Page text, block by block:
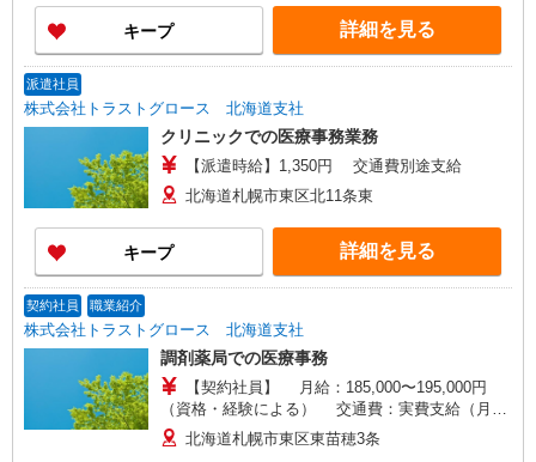
5,000〜15,000円 暫定手当：6,000円 職務手
当：5,000円 定額時手当：7,000円 燃料手当
昇給：有 賞与：年2回、計5ヶ月分（前年度実
上直接雇用へ移行予定
キープ 詳細を見る
派遣社員
株式会社トラストグロース 北海道支社
クリニックでの医療事務業務
【派遣時給】1,350円 交通費別途支給
北海道札幌市東区北11条東
キープ 詳細を見る
契約社員 職業紹介
株式会社トラストグロース 北海道支社
調剤薬局での医療事務
【契約社員】 月給：185,000〜195,000円
（資格・経験による） 交通費：実費支給（月
50,000円迄） 住宅手当：世帯主のみ月17,000円
家族手当 昇給：有 賞与：無し 試用期
北海道札幌市東区東苗穂3条